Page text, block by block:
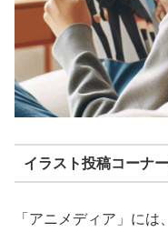
イラスト投稿コーナ
「アニメディア」に